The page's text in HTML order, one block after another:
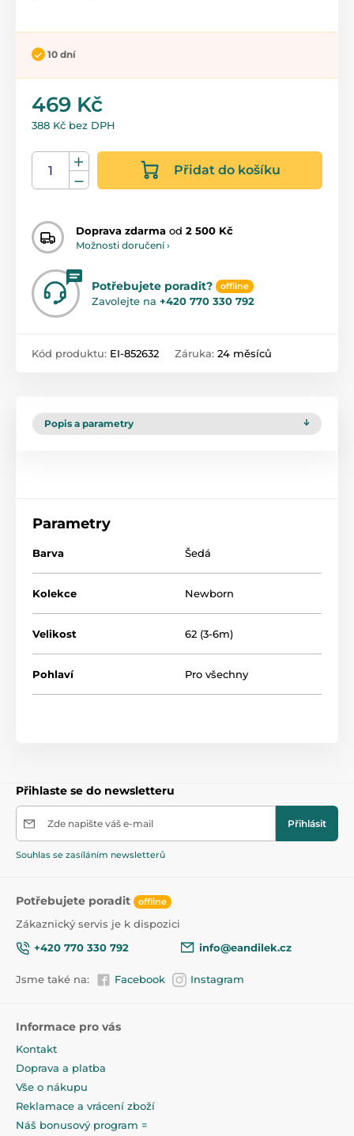
10 dní
469 Kč
388 Kč bez DPH
Přidat do košíku
Doprava zdarma od 2 500 Kč
Možnosti doručení ›
Potřebujete poradit? offline
Zavolejte na +420 770 330 792
Kód produktu: EI-852632 Záruka: 24 měsíců
Popis a parametry
Parametry
Barva Šedá
Kolekce Newborn
Velikost 62 (3-6m)
Pohlaví Pro všechny
Přihlaste se do newsletteru
Zde napište váš e-mail Přihlásit
Souhlas se zasíláním newsletterů
Potřebujete poradit offline
Zákaznický servis je k dispozici
+420 770 330 792
info@eandilek.cz
Jsme také na: Facebook Instagram
Informace pro vás
Kontakt
Doprava a platba
Vše o nákupu
Reklamace a vrácení zboží
Náš bonusový program =